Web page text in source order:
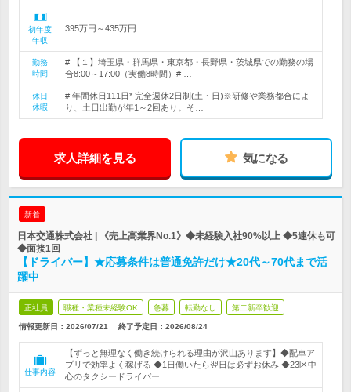
初年度
年収
395万円～435万円
勤務
時間
# 【１】埼玉県・群馬県・東京都・長野県・茨城県での勤務の場
合8:00～17:00（実働8時間）# …
休日
休暇
# 年間休日111日* 完全週休2日制(土・日)※研修や業務都合によ
り、土日出勤が年1～2回あり。そ…
求人詳細を見る 気になる
新着
日本交通株式会社 | 《売上高業界No.1》◆未経験入社90%以上 ◆5連休も可
◆面接1回
【ドライバー】★応募条件は普通免許だけ★20代～70代まで活
躍中
正社員 職種・業種未経験OK 急募 転勤なし 第二新卒歓迎
情報更新日：2026/07/21 終了予定日： 2026/08/24
仕事内容
【ずっと無理なく働き続けられる理由が沢山あります】◆配車ア
プリで効率よく稼げる ◆1日働いたら翌日は必ずお休み ◆23区中
心のタクシードライバー